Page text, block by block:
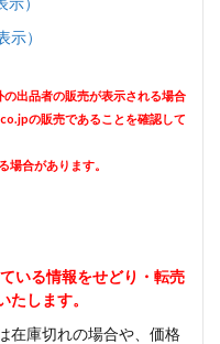
）
出品者の販売が表示される場合
の販売であることを確認して
合があります。
いる情報をせどり・転売
たします。
在庫切れの場合や、価格